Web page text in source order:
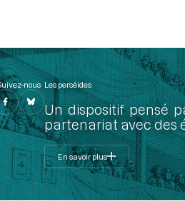
nous Les perséides
Un dispositif pensé
partenariat avec des
En savoir plus